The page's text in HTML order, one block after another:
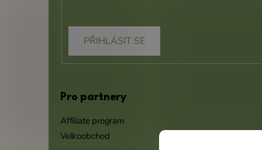
PŘIHLÁSIT SE
Pro partnery
Affiliate program
Velkoobchod